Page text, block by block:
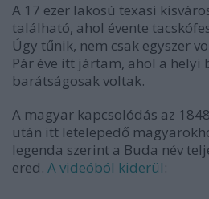
A 17 ezer lakosú texasi
található, ahol évente
Úgy tűnik, nem csak egyszer
Pár éve itt jártam, ahol a helyi
barátságosak voltak.
A magyar kapcsolódás az
után itt letelepedő
legenda szerint a Buda név
ered. A videóból kiderül: